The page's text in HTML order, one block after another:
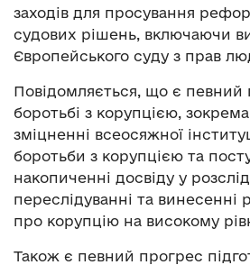
заходів для просування
судових рішень, включаючи
Європейського суду з прав
Повідомляється, що є певний
боротьбі з корупцією,
зміцненні всеосяжної
боротьби з корупцією та
накопиченні досвіду у
переслідуванні та винесенні
про корупцію на високому
Також є певний прогрес